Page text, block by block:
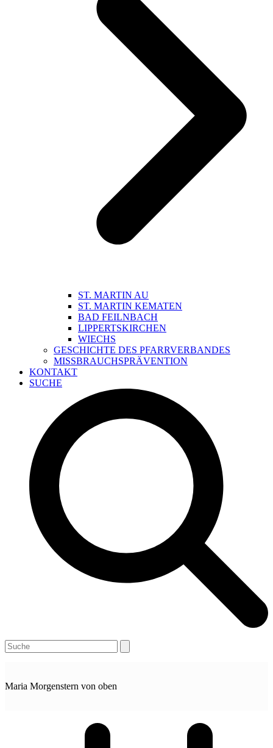
ST. MARTIN AU
ST. MARTIN KEMATEN
BAD FEILNBACH
LIPPERTSKIRCHEN
WIECHS
GESCHICHTE DES PFARRVERBANDES
MISSBRAUCHSPRÄVENTION
KONTAKT
SUCHE
Open
mobile
Close
mobile
Search
Maria Morgenstern von oben